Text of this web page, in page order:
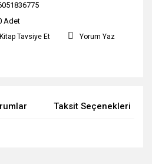
Adet
Kitap Tavsiye Et Yorum Yaz
Taksit Seçenekleri